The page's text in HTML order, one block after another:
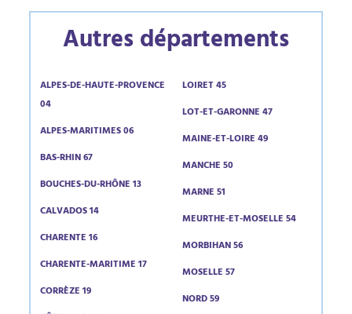
Autres départements
ALPES-DE-HAUTE-PROVENCE
04
ALPES-MARITIMES 06
BAS-RHIN 67
BOUCHES-DU-RHÔNE 13
CALVADOS 14
CHARENTE 16
CHARENTE-MARITIME 17
CORRÈZE 19
LOIRET 45
LOT-ET-GARONNE 47
MAINE-ET-LOIRE 49
MANCHE 50
MARNE 51
MEURTHE-ET-MOSELLE 54
MORBIHAN 56
MOSELLE 57
NORD 59